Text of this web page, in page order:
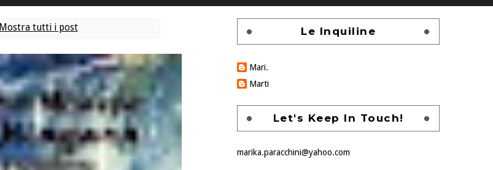
Mostra tutti i post Le Inquiline
Mari.
Marti
Let's Keep In Touch!
marika.paracchini@yahoo.com